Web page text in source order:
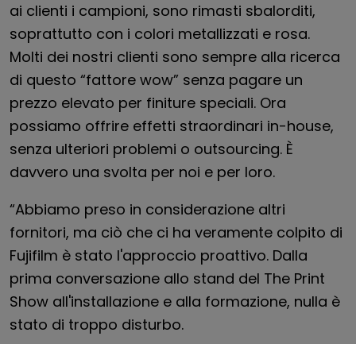
ai clienti i campioni, sono rimasti sbalorditi,
soprattutto con i colori metallizzati e rosa.
Molti dei nostri clienti sono sempre alla ricerca
di questo “fattore wow” senza pagare un
prezzo elevato per finiture speciali. Ora
possiamo offrire effetti straordinari in-house,
senza ulteriori problemi o outsourcing. È
davvero una svolta per noi e per loro.
“Abbiamo preso in considerazione altri
fornitori, ma ciò che ci ha veramente colpito di
Fujifilm è stato l'approccio proattivo. Dalla
prima conversazione allo stand del The Print
Show all'installazione e alla formazione, nulla è
stato di troppo disturbo.